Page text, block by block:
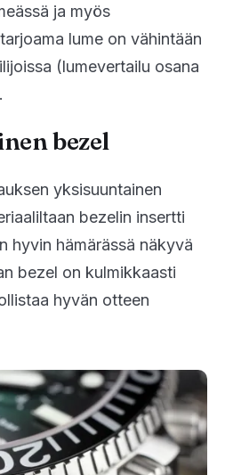
ja myös
lume on vähintään
(lumevertailu osana
bezel
yksisuuntainen
bezelin insertti
hyvin hämärässä näkyvä
bezel on kulmikkaasti
hyvän otteen